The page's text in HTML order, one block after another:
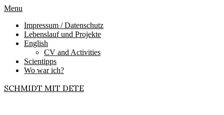
Skip
content
Primary
Menu
Menu
Impressum / Datenschutz
Lebenslauf und Projekte
English
CV and Activities
Scientipps
Wo war ich?
SCHMIDT MIT DETE